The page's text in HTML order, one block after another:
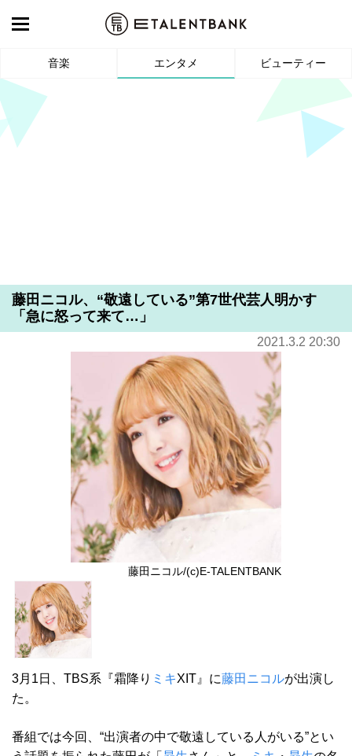
音楽 エンタメ ビューティー
藤田ニコル、“敬遠している”第7世代芸人明かす
「急に怒って来て…」
2021.3.2 20:30
藤田ニコル/(c)E-TALENTBANK
3月1日、TBS系『霜降り ミキXIT』に藤田ニコルが出演し
た。
番組では今回、“出演者の中で敬遠している人がいる”とい